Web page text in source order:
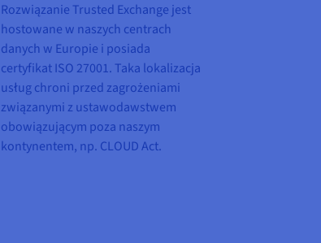
Rozwiązanie Trusted Exchange jest
hostowane w naszych centrach
danych w Europie i posiada
certyfikat ISO 27001. Taka lokalizacja
usług chroni przed zagrożeniami
związanymi z ustawodawstwem
obowiązującym poza naszym
kontynentem, np. CLOUD Act.